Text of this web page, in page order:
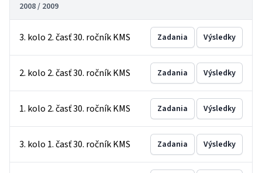
2008 / 2009
3. kolo 2. časť 30. ročník KMS Zadania Výsledky
2. kolo 2. časť 30. ročník KMS Zadania Výsledky
1. kolo 2. časť 30. ročník KMS Zadania Výsledky
3. kolo 1. časť 30. ročník KMS Zadania Výsledky